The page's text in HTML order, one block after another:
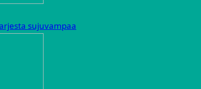
sujuvampaa